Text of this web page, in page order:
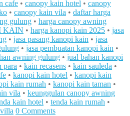
cafe • canopy kain hotel • canopy
• canopy kain vila • daftar harga
gulung • harga canopy awning
KAIN • harga kanopi kain 2025 • jasa
• jasa pasang kanopi kain • jasa
• jasa pembuatan kanopi kain •
awning gulung • jual bahan kanopi
para • kain recasens • kain sauleda •
• kanopi kain hotel • kanopi kain
kain rumah • kanopi kain taman •
vila • keunggulan canopy awning
kain hotel • tenda kain rumah •
0 Comments